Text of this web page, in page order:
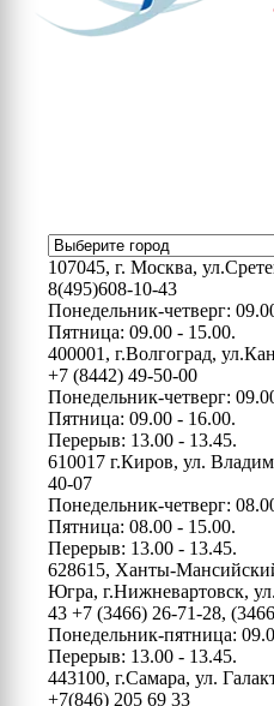
107045, г. Москва,
8(495)608-10-43
Понедельник-четверг:
Пятница: 09.00 - 15.00.
400001, г.Волгоград,
+7 (8442) 49-50-00
Понедельник-четверг:
Пятница: 09.00 - 16.00.
Перерыв: 13.00 - 13.45.
610017 г.Киров, ул.
40-07
Понедельник-четверг:
Пятница: 08.00 - 15.00.
Перерыв: 13.00 - 13.45.
628615, Ханты-
Югра, г.Нижневартовск,
43 +7 (3466) 26-71-28,
Понедельник-пятница:
Перерыв: 13.00 - 13.45.
443100, г.Самара, ул.
+7(846) 205 69 33